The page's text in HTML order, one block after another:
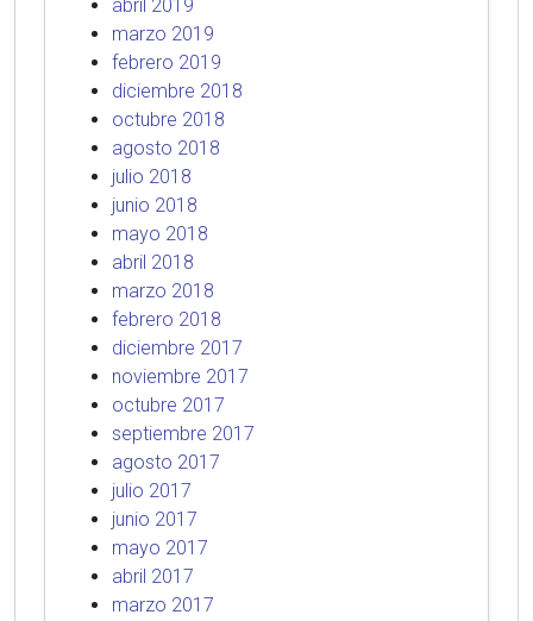
abril 2019
marzo 2019
febrero 2019
diciembre 2018
octubre 2018
agosto 2018
julio 2018
junio 2018
mayo 2018
abril 2018
marzo 2018
febrero 2018
diciembre 2017
noviembre 2017
octubre 2017
septiembre 2017
agosto 2017
julio 2017
junio 2017
mayo 2017
abril 2017
marzo 2017